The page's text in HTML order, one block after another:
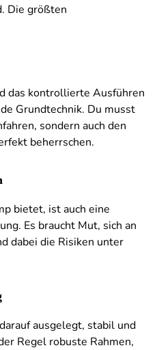
Die größten
das kontrollierte Ausführen
Grundtechnik. Du musst
sondern auch den
beherrschen.
bietet, ist auch eine
Es braucht Mut, sich an
dabei die Risiken unter
ausgelegt, stabil und
Regel robuste Rahmen,